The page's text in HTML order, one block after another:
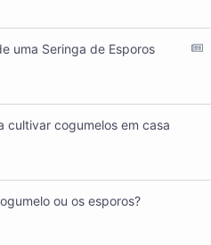
A
c
uma Seringa de Esporos
cultivar cogumelos em casa
ou os esporos?